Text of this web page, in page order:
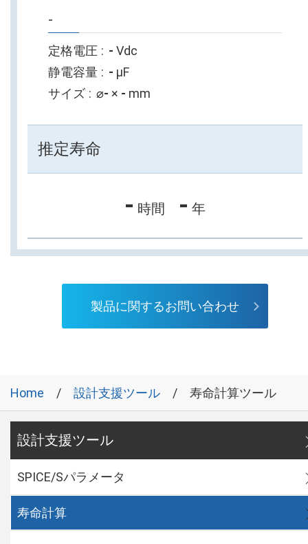
-
定格電圧 - Vdc
静電容量
- µF
サイズ
⌀- × - mm
推定寿命
- 時間 - 年
製品に関するお問い合わせ
Home 設計支援ツール 寿命計算ツール
設計支援ツール
SPICE/Sパラメータ
寿命計算